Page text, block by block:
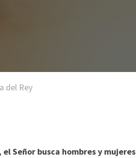
del Rey
el Señor busca hombres y